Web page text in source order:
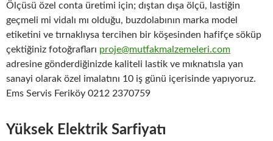
Ölçüsü özel conta üretimi için; dıştan dışa ölçü, lastiğin
geçmeli mi vidalı mı olduğu, buzdolabının marka model
etiketini ve tırnaklıysa tercihen bir köşesinden hafifçe söküp
çektiğiniz fotoğrafları proje@mutfakmalzemeleri.com
adresine gönderdiğinizde kaliteli lastik ve mıknatısla yan
sanayi olarak özel imalatını 10 iş günü içerisinde yapıyoruz.
Ems Servis Feriköy 0212 2370759
Yüksek Elektrik Sarfiyatı